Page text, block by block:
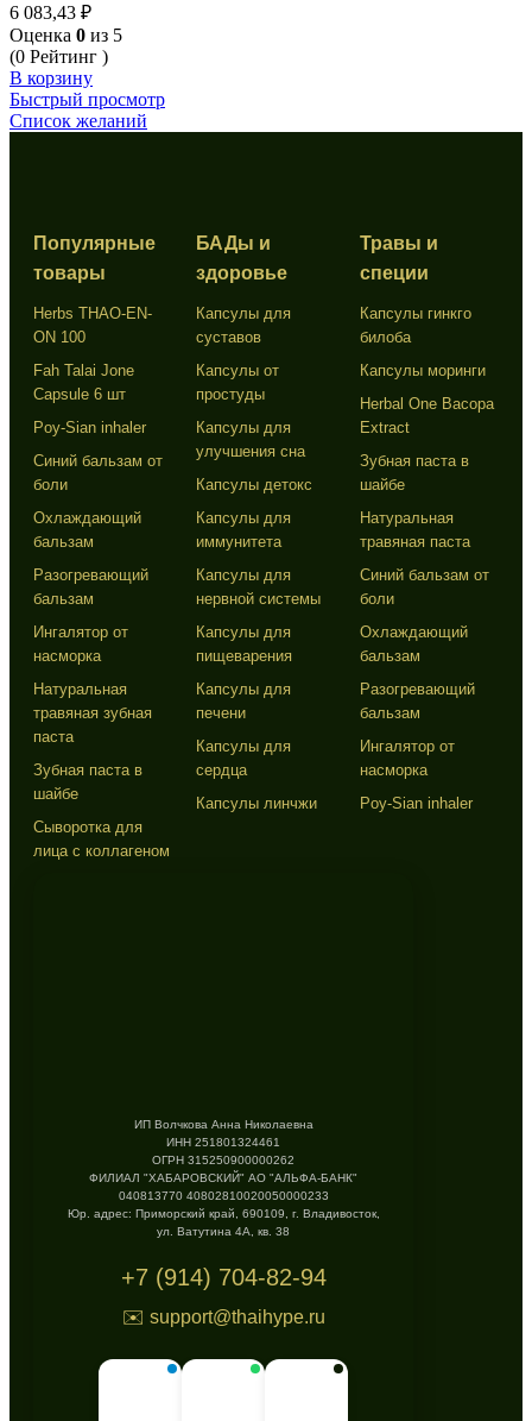
6 083,43 ₽
Оценка 0 из 5
(0 Рейтинг )
В корзину
Быстрый просмотр
Список желаний
Популярные
товары
Herbs THAO-EN-
ON 100
Fah Talai Jone
Capsule 6 шт
Poy-Sian inhaler
Синий бальзам от
боли
Охлаждающий
бальзам
Разогревающий
бальзам
Ингалятор от
насморка
Натуральная
травяная зубная
паста
Зубная паста в
шайбе
Сыворотка для
лица с коллагеном
БАДы и
здоровье
Капсулы для
суставов
Капсулы от
простуды
Капсулы для
улучшения сна
Капсулы детокс
Капсулы для
иммунитета
Капсулы для
нервной системы
Капсулы для
пищеварения
Капсулы для
печени
Капсулы для
сердца
Капсулы линчжи
Травы и
специи
Капсулы гинкго
билоба
Капсулы моринги
Herbal One Bacopa
Extract
Зубная паста в
шайбе
Натуральная
травяная паста
Синий бальзам от
боли
Охлаждающий
бальзам
Разогревающий
бальзам
Ингалятор от
насморка
Poy-Sian inhaler
ИП Волчкова Анна Николаевна
ИНН 251801324461
ОГРН 315250900000262
ФИЛИАЛ "ХАБАРОВСКИЙ" АО "АЛЬФА-БАНК"
040813770 40802810020050000233
Юр. адрес: Приморский край, 690109, г. Владивосток,
ул. Ватутина 4А, кв. 38
+7 (914) 704-82-94
✉️ support@thaihype.ru